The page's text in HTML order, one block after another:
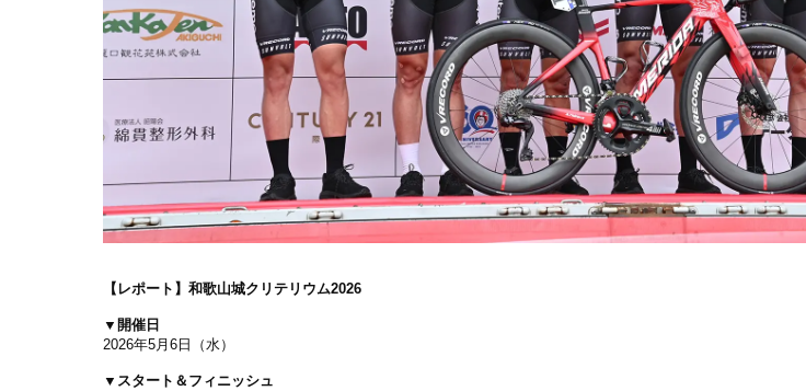
【レポート】和歌山城クリテリウム2026
▼開催日
2026年5月6日（水）
▼スタート＆フィニッシュ